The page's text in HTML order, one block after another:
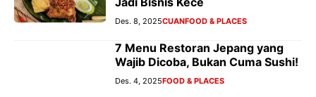
Des. 8, 2025CUANFOOD & PLACES
7 Menu Restoran Jepang yang
Wajib Dicoba, Bukan Cuma Sushi!
Des. 4, 2025FOOD & PLACES